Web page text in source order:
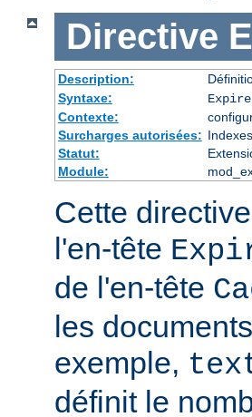
Directive
Description:
Syntaxe:
Contexte:
Surcharges autorisées: Indexes
Statut:
Module:
Cette
l'en-tête
de l'en-tête
les
exemple,
définit le